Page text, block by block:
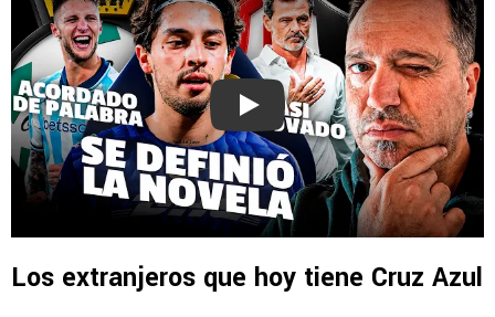
Play
Los extranjeros que hoy tiene Cruz Azul